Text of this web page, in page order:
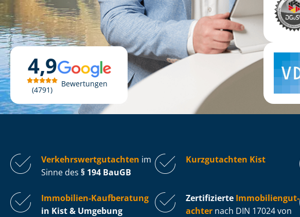
4,9
4791
Bewertungen
Ver­kehrs­wert­gut­ach­ten im
Sinne des § 194 BauGB
Kurzgutachten Kist
Immobilien-Kaufberatung
in Kist & Umgebung
Zertifizierte Im­mo­bi­li­en­gut­
ach­ter nach DIN 17024 von